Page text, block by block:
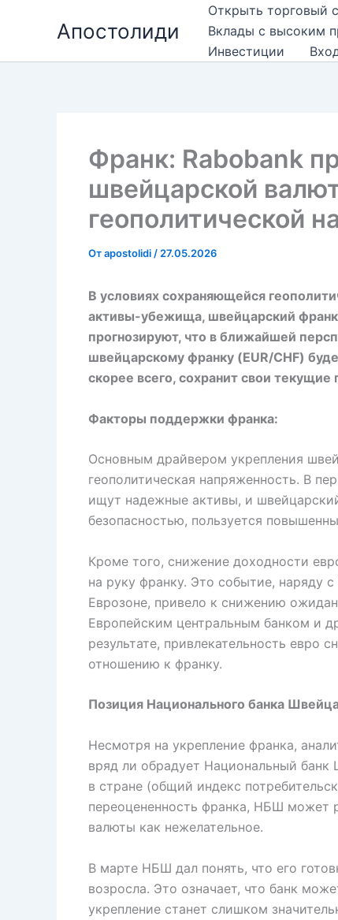
Апостолиди
Открыть торговый
Вклады с высоким
Инвестиции
Франк: Rabobank
швейцарской
геополитической
Отapostolidi / 27.05.2026
В условиях сохраняющейся
активы-убежища, швейцарский франк
прогнозируют, что в ближайшей
швейцарскому франку (EUR/CHF)
скорее всего, сохранит свои
Факторы поддержки франка:
Основным драйвером укрепления
геополитическая напряженность. В
ищут надежные активы, и
безопасностью, пользуется
Кроме того, снижение доходности
на руку франку. Это событие, наряду
Еврозоне, привело к снижению
Европейским центральным банком и
результате, привлекательность евро
отношению к франку.
Позиция Национального банка
Несмотря на укрепление франка,
вряд ли обрадует Национальный
в стране (общий индекс
переоцененность франка, НБШ может
валюты как нежелательное.
В марте НБШ дал понять, что его
возросла. Это означает, что банк
укрепление станет слишком